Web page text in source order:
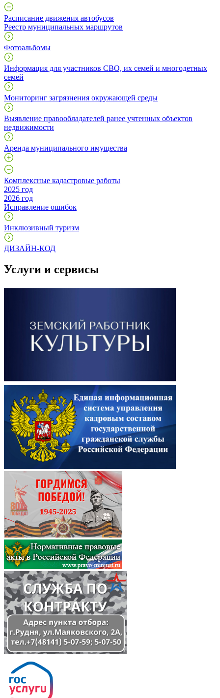
Расписание движения автобусов
Реестр муниципальных маршрутов
Фотоальбомы
Информация для участников СВО, их семей и многодетных
семей
Мониторинг загрязнения окружающей среды
Выявление правообладателей ранее учтенных объектов
недвижимости
Аренда муниципального имущества
Комплексные кадастровые работы
2025 год
2026 год
Исправление ошибок
Инклюзивный туризм
ДИЗАЙН-КОД
Услуги и сервисы